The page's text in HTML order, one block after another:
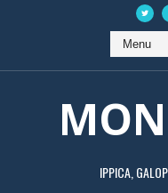
IPPICA,